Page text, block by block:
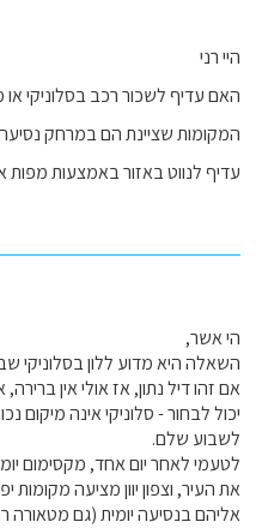
היי רני
האם עדיף לשכור רכב בסלוניקי או
המקומות שציינת הם במרחק
עדיף לנווט באזור באמצעות מפות
הי אשר,
השאלה היא מדוע ללון בסלוניקי
אם זהו דיל נתון, אז אולי אין
יכול לבחור - סלוניקי אינה מיקום
לשבוע שלם.
לטעמי לאחר יום אחד, מקסימום
את העיר, וצפון יוון מציעה מקומות
אליהם בנסיעה יומית (גם מטאורה